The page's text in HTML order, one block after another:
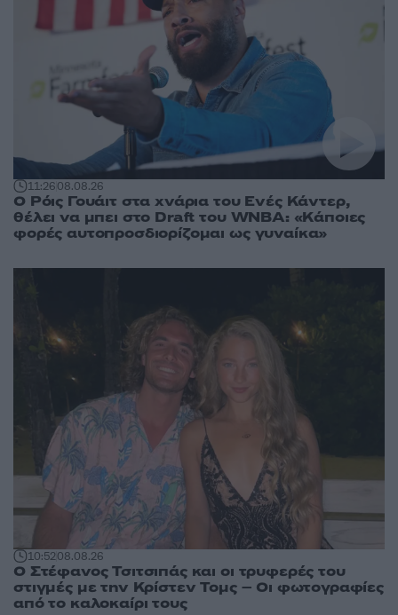
11:2608.08.26
Ο Ρόις Γουάιτ στα χνάρια του Ενές Κάντερ,
θέλει να μπει στο Draft του WNBA: «Κάποιες
φορές αυτοπροσδιορίζομαι ως γυναίκα»
10:5208.08.26
Ο Στέφανος Τσιτσιπάς και οι τρυφερές του
στιγμές με την Κρίστεν Τομς – Οι φωτογραφίες
από το καλοκαίρι τους